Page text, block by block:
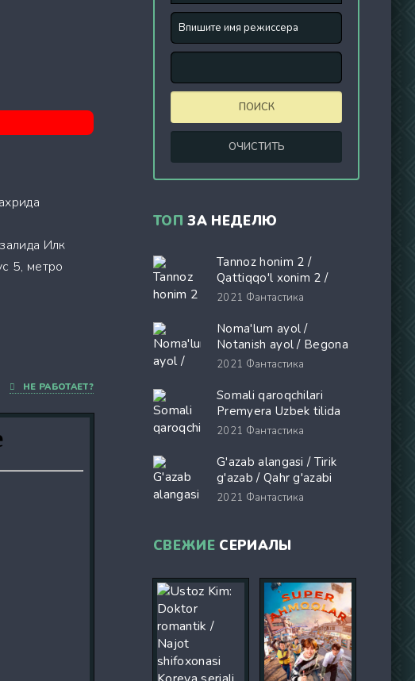
Илк
5, метро
НЕ РАБОТАЕТ?
ТОП ЗА НЕДЕЛЮ
Tannoz honim 2 /
Qattiqqo'l xonim 2 /
Shayton Prada kiyadi 2
O'zbekcha 2026 tarjima
kino Full HD tas-ix
skachat
2021 Фантастика
Noma'lum ayol /
Notanish ayol / Begona
ayol Ispaniya filmi Uzbek
tarjima kino Full HD tas-
ix skachat
2021 Фантастика
Somali qaroqchilari
Premyera Uzbek tilida
O'zbekcha 2017 tarjima
skachat
2021 Фантастика
G'azab alangasi / Tirik
g'azab / Qahr g'azabi
Premyera Gongkong
Full HD tas-ix skachat
2021 Фантастика
СВЕЖИЕСЕРИАЛЫ